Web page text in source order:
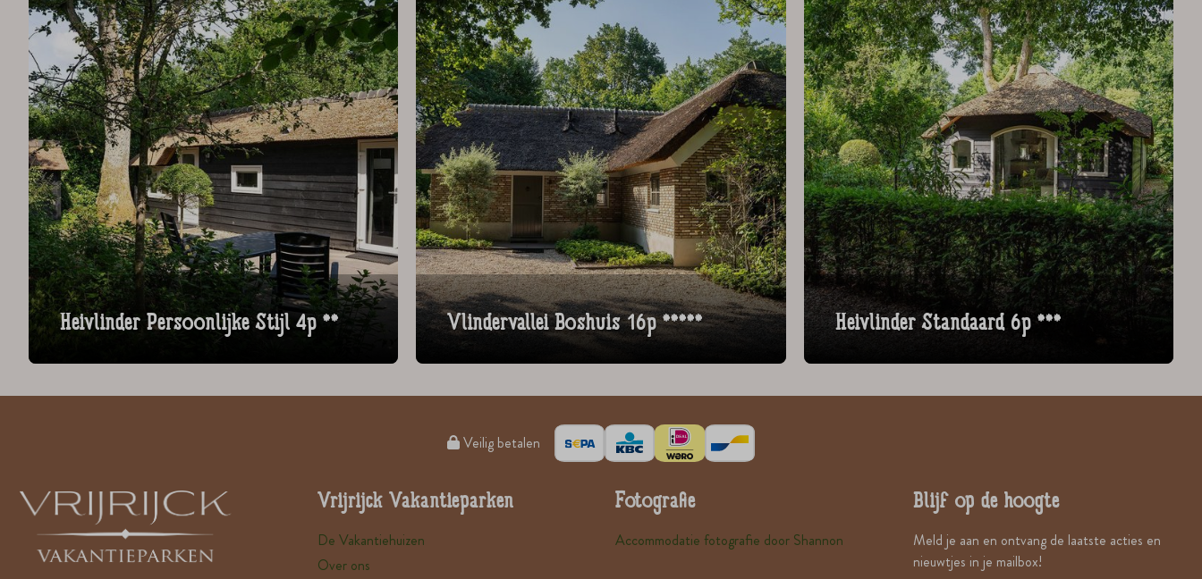
Heivlinder Persoonlijke Stijl 4p ** Vlindervallei Boshuis 16p ***** Heivlinder Standaard 6p ***
Veilig betalen
Vrijrijck Vakantieparken
De Vakantiehuizen
Over ons
Fotografie
Accommodatie fotografie door Shannon
Blijf op de hoogte
Meld je aan en ontvang de laatste acties en
nieuwtjes in je mailbox!